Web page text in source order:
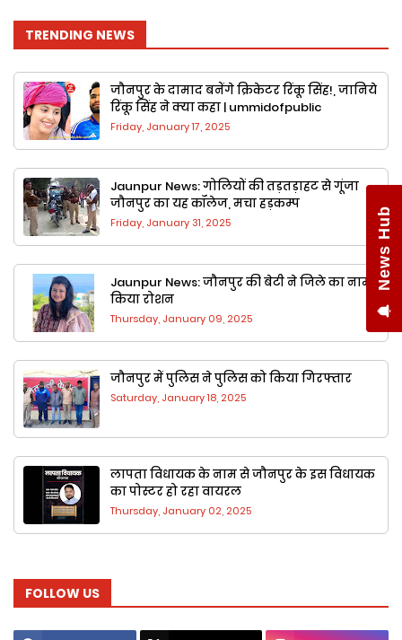
TRENDING NEWS
जौनपुर के दामाद बनेंगे क्रिकेटर रिंकू सिंह!, जानिये
रिंकू सिंह ने क्या कहा | ummidofpublic
Friday, January 17, 2025
Jaunpur News: गोलियों की तड़तड़ाहट से गूंजा
जौनपुर का यह कॉलेज, मचा हड़कम्प
Friday, January 31, 2025
Jaunpur News: जौनपुर की बेटी ने जिले का नाम
किया रोशन
Thursday, January 09, 2025
जौनपुर में पुलिस ने पुलिस को किया गिरफ्तार
Saturday, January 18, 2025
लापता विधायक के नाम से जौनपुर के ​इस वि​धायक
का पोस्टर हो रहा वायरल
Thursday, January 02, 2025
FOLLOW US
किया अभद्रता व दुर्व्यवहार